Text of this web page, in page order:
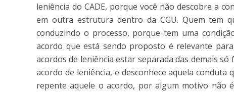
leniência do CADE, porque você não descobre a
em outra estrutura dentro da CGU. Quem tem
conduzindo o processo, porque tem uma
acordo que está sendo proposto é relevante
acordos de leniência estar separada das demais
acordo de leniência, e desconhece aquela
repente aquele o acordo, por algum motivo não